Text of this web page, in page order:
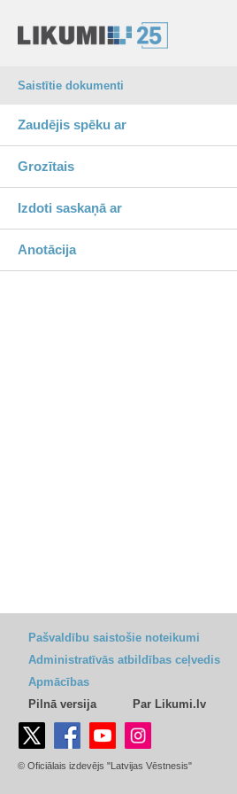
Saistītie dokumenti
Zaudējis spēku ar
Grozītais
Izdoti saskaņā ar
Anotācija
Pašvaldību saistošie noteikumi
Administratīvās atbildības ceļvedis
Apmācības
Pilnā versija
Par Likumi.lv
© Oficiālais izdevējs "Latvijas Vēstnesis"